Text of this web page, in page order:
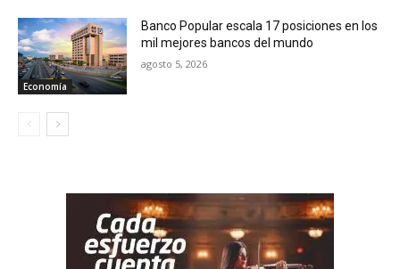
Economía
Banco Popular escala 17 posiciones en los
mil mejores bancos del mundo
agosto 5, 2026